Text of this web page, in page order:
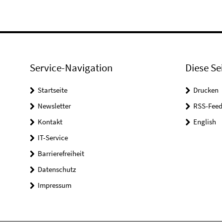
Service-Navigation
Startseite
Newsletter
Kontakt
IT-Service
Barrierefreiheit
Datenschutz
Impressum
Diese
Drucken
RSS-
English